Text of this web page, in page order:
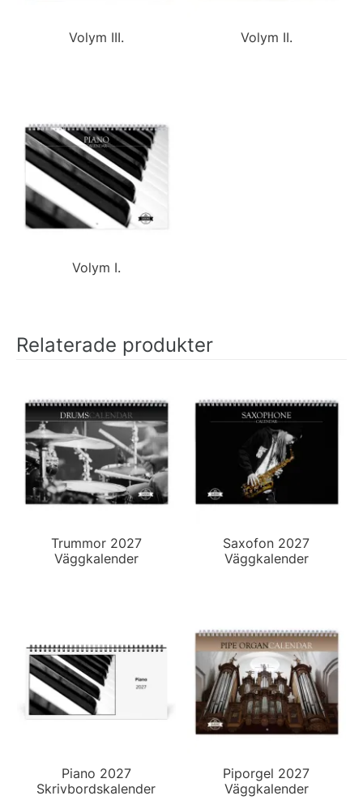
Volym III. Volym II.
Volym I.
Relaterade produkter
Trummor 2027
Väggkalender
Saxofon 2027
Väggkalender
Piano 2027
Skrivbordskalender
Piporgel 2027
Väggkalender